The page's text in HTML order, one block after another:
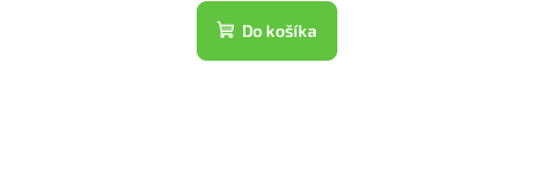
Do košíka